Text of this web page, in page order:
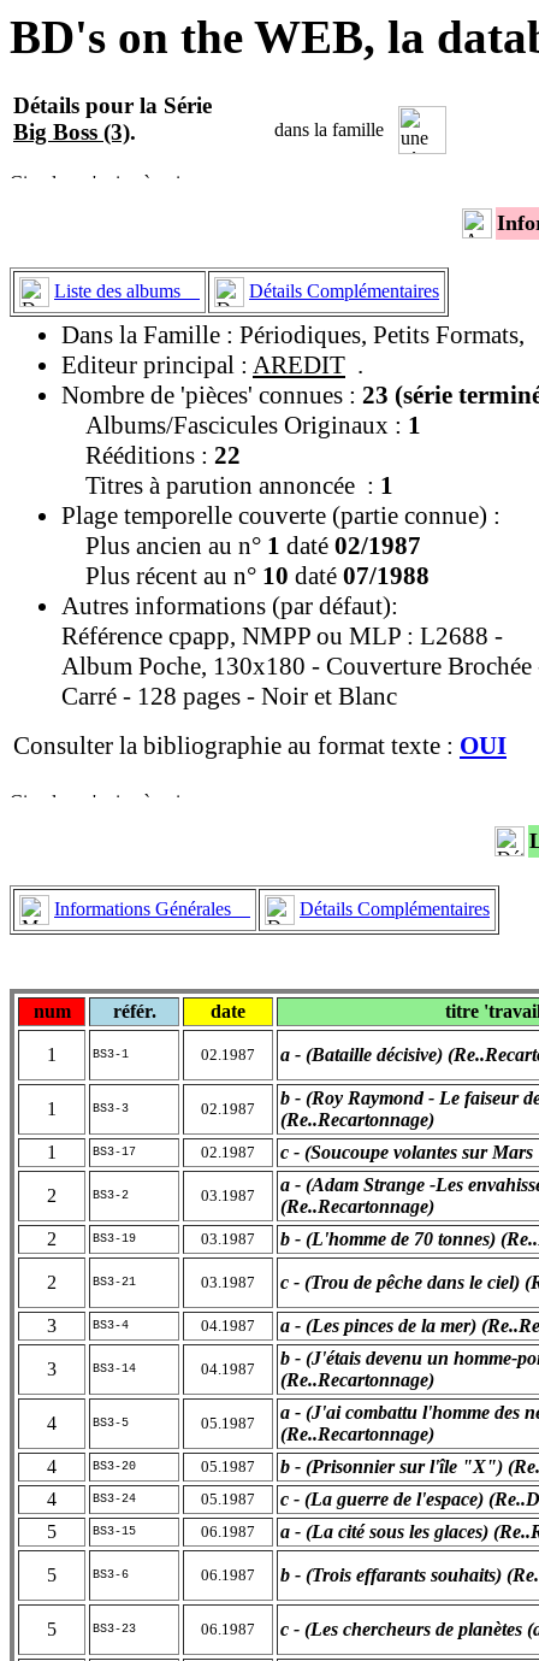
BD's on the WEB, la
Détails pour la Série
Big Boss (3). dans la famille
Liste des albums Détails Complémentaires
Dans la Famille : Périodiques, Petits Formats,
Editeur principal : AREDIT .
Nombre de 'pièces' connues : 23 (série
Albums/Fascicules Originaux : 1
Rééditions : 22
Titres à parution annoncée : 1
Plage temporelle couverte (partie connue) :
Plus ancien au n° 1 daté 02/1987
Plus récent au n° 10 daté 07/1988
Autres informations (par défaut):
Référence cpapp, NMPP ou MLP : L2688 -
Album Poche, 130x180 - Couverture Brochée
Carré - 128 pages - Noir et Blanc
Consulter la bibliographie au format texte : OUI
Informations Générales Détails Complémentaires
num référ. date titre
1 BS3-1 02.1987 a - (Bataille décisive)
1 BS3-3 02.1987
b - (Roy Raymond - Le faiseur
(Re..Recartonnage)
1
BS3-17 02.1987 c - (Soucoupe volantes sur
2 BS3-2 03.1987
a - (Adam Strange -Les
(Re..Recartonnage)
2
BS3-19 03.1987 b - (L'homme de 70 tonnes)
2 BS3-21 03.1987 c - (Trou de pêche dans le ciel)
3 BS3-4 04.1987 a - (Les pinces de la mer)
3 BS3-14 04.1987
b - (J'étais devenu un homme-
(Re..Recartonnage)
4 BS3-5 05.1987
a - (J'ai combattu l'homme des
(Re..Recartonnage)
4
BS3-20 05.1987
b - (Prisonnier sur l'île "X")
4
BS3-24 05.1987
c - (La guerre de l'espace)
5
BS3-15 06.1987 a - (La cité sous les glaces)
5 BS3-6 06.1987 b - (Trois effarants souhaits)
5 BS3-23 06.1987 c - (Les chercheurs de planètes